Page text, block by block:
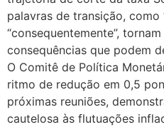
palavras de transição, como
“consequentemente”,
consequências que podem
O Comitê de Política
ritmo de redução em 0,5
próximas reuniões,
cautelosa às flutuações